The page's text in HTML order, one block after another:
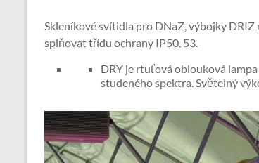
Skleníkové svítidla pro DNaZ, výbojky
splňovat třídu ochrany IP50, 53.
DRY je rtuťová oblouková
studeného spektra. Světelný